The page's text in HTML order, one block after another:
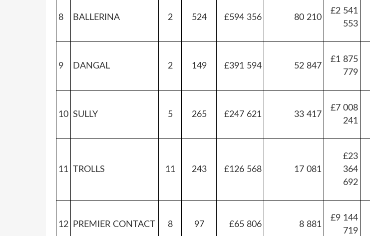
8 BALLERINA 2 524 £594 356 80 210
£2 541
553
9 DANGAL 2 149 £391 594 52 847
£1 875
779
10 SULLY 5 265 £247 621 33 417
£7 008
241
11 TROLLS 11 243 £126 568 17 081
£23
364
692
12 PREMIER CONTACT 8 97 £65 806 8 881
£9 144
719